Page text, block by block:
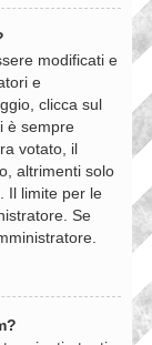
modificati e
e
clicca sul
è sempre
votato, il
altrimenti solo
Il limite per le
Se